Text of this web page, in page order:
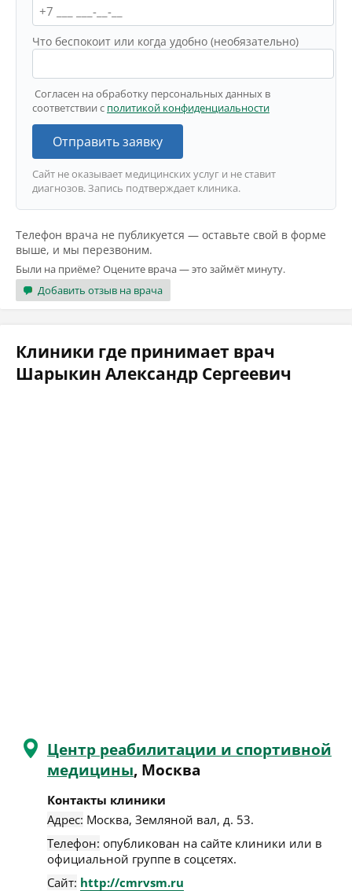
Что беспокоит или когда удобно (необязательно)
Согласен на обработку персональных данных в
соответствии с политикой конфиденциальности
Отправить заявку
Сайт не оказывает медицинских услуг и не ставит
диагнозов. Запись подтверждает клиника.
Телефон врача не публикуется — оставьте свой в форме
выше, и мы перезвоним.
Были на приёме? Оцените врача — это займёт минуту.
Добавить отзыв на врача
Клиники где принимает врач
Шарыкин Александр Сергеевич
Центр реабилитации и спортивной
медицины, Москва
Контакты клиники
Адрес: Москва, Земляной вал, д. 53.
Телефон: опубликован на сайте клиники или в
официальной группе в соцсетях.
Сайт: http://cmrvsm.ru